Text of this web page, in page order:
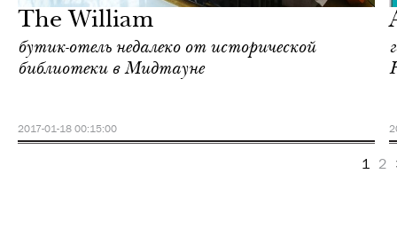
The William
бутик-отель недалеко от исторической
библиотеки в Мидтауне
2017-01-18 00:15:00
1 2